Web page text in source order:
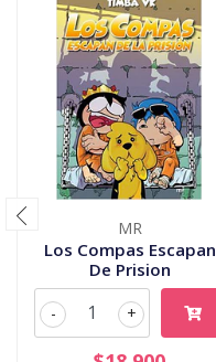
MR
Los Compas Escapan
De Prision
+
-